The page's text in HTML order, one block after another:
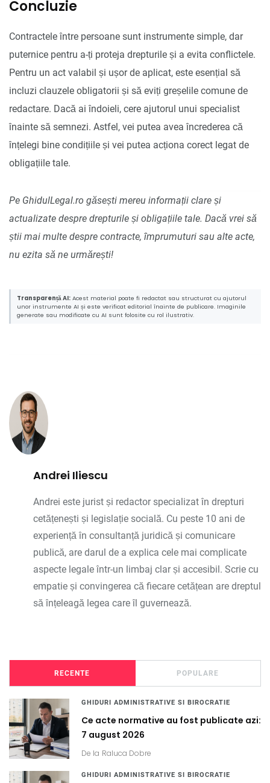
Concluzie
Contractele între persoane sunt instrumente simple, dar
puternice pentru a-ți proteja drepturile și a evita conflictele.
Pentru un act valabil și ușor de aplicat, este esențial să
incluzi clauzele obligatorii și să eviți greșelile comune de
redactare. Dacă ai îndoieli, cere ajutorul unui specialist
înainte să semnezi. Astfel, vei putea avea încrederea că
înțelegi bine condițiile și vei putea acționa corect legat de
obligațiile tale.
Pe GhidulLegal.ro găsești mereu informații clare și
actualizate despre drepturile și obligațiile tale. Dacă vrei să
știi mai multe despre contracte, împrumuturi sau alte acte,
nu ezita să ne urmărești!
Transparență AI: Acest material poate fi redactat sau structurat cu ajutorul
unor instrumente AI și este verificat editorial înainte de publicare. Imaginile
generate sau modificate cu AI sunt folosite cu rol ilustrativ.
Andrei Iliescu
Andrei este jurist și redactor specializat în drepturi
cetățenești și legislație socială. Cu peste 10 ani de
experiență în consultanță juridică și comunicare
publică, are darul de a explica cele mai complicate
aspecte legale într-un limbaj clar și accesibil. Scrie cu
empatie și convingerea că fiecare cetățean are dreptul
să înțeleagă legea care îl guvernează.
RECENTE POPULARE
GHIDURI ADMINISTRATIVE SI BIROCRATIE
Ce acte normative au fost publicate azi:
7 august 2026
De la Raluca Dobre
GHIDURI ADMINISTRATIVE SI BIROCRATIE